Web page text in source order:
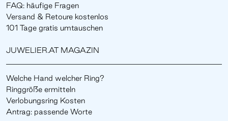
FAQ: häufige Fragen
Versand & Retoure kostenlos
101 Tage gratis umtauschen
JUWELIER.AT MAGAZIN
Welche Hand welcher Ring?
Ringgröße ermitteln
Verlobungsring Kosten
Antrag: passende Worte